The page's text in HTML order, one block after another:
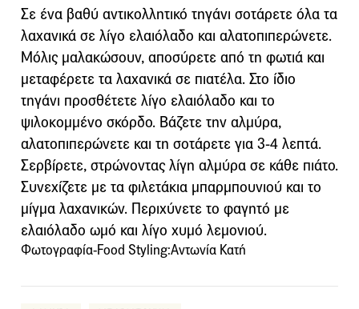
Σε ένα βαθύ αντικολλητικό τηγάνι σοτάρετε όλα τα
λαχανικά σε λίγο ελαιόλαδο και αλατοπιπερώνετε.
Μόλις μαλακώσουν, αποσύρετε από τη φωτιά και
μεταφέρετε τα λαχανικά σε πιατέλα. Στο ίδιο
τηγάνι προσθέτετε λίγο ελαιόλαδο και το
ψιλοκομμένο σκόρδο. Βάζετε την αλμύρα,
αλατοπιπερώνετε και τη σοτάρετε για 3-4 λεπτά.
Σερβίρετε, στρώνοντας λίγη αλμύρα σε κάθε πιάτο.
Συνεχίζετε με τα φιλετάκια μπαρμπουνιού και το
μίγμα λαχανικών. Περιχύνετε το φαγητό με
ελαιόλαδο ωμό και λίγο χυμό λεμονιού.
Φωτογραφία-Food Styling:Αντωνία Κατή